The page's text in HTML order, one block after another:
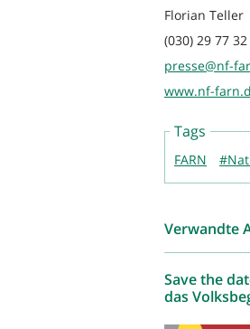
Florian Teller
(030) 29 77
presse@nf-
www.nf-
Tags
FARN
Verwandte
Save the
das